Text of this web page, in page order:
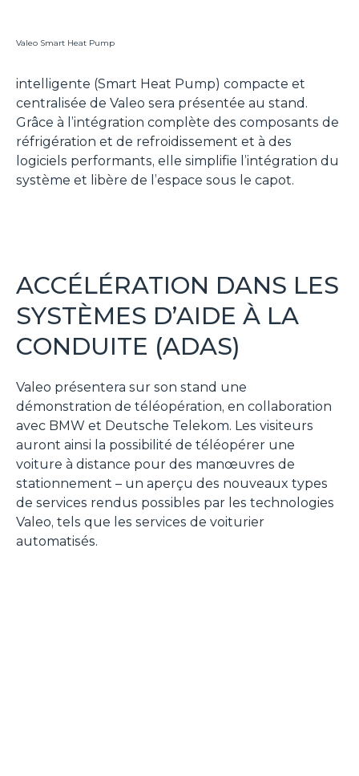
Valeo Smart Heat Pump
intelligente (Smart Heat Pump) compacte et
centralisée de Valeo sera présentée au stand.
Grâce à l’intégration complète des composants de
réfrigération et de refroidissement et à des
logiciels performants, elle simplifie l’intégration du
système et libère de l’espace sous le capot.
ACCÉLÉRATION DANS LES
SYSTÈMES D’AIDE À LA
CONDUITE (ADAS)
Valeo présentera sur son stand une
démonstration de téléopération, en collaboration
avec BMW et Deutsche Telekom. Les visiteurs
auront ainsi la possibilité de téléopérer une
voiture à distance pour des manœuvres de
stationnement – un aperçu des nouveaux types
de services rendus possibles par les technologies
Valeo, tels que les services de voiturier
automatisés.